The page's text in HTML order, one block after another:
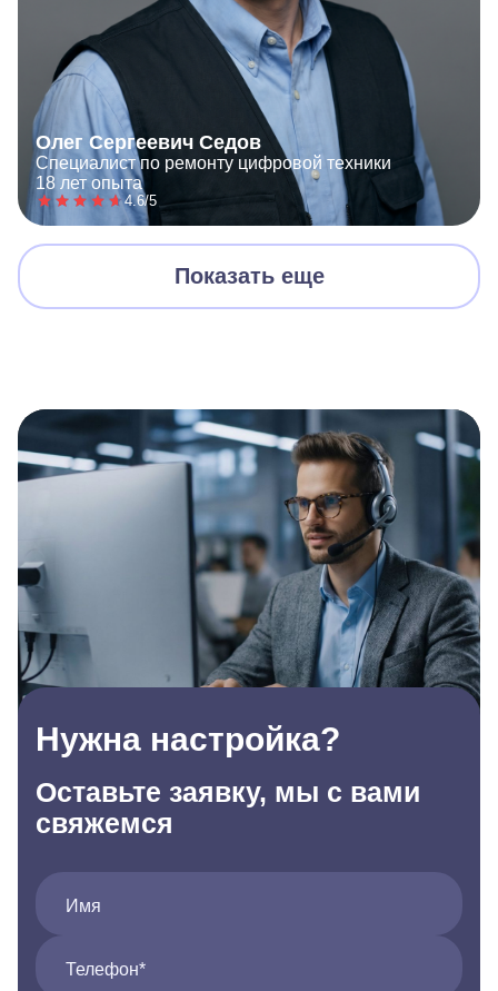
Олег Сергеевич Седов
Специалист по ремонту цифровой техники
18 лет опыта
4.6/5
Показать еще
Нужна настройка?
Оставьте заявку, мы с вами
свяжемся
Имя
Телефон*